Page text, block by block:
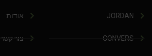
JORDAN
CONVERS
אודות
צור קשר